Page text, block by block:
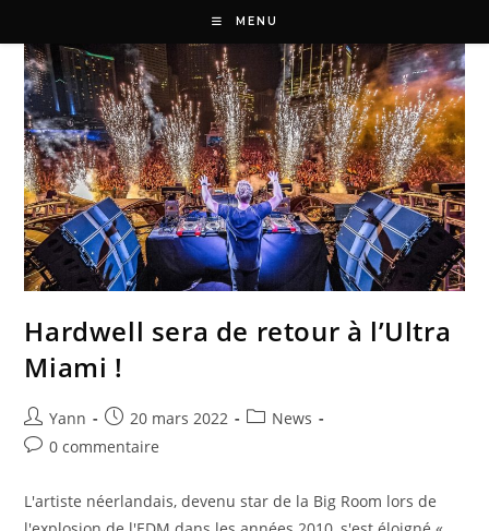
MENU
Hardwell sera de retour à l’Ultra
Miami !
Yann 20 mars 2022
News
0 commentaire
L'artiste néerlandais, devenu star de la Big Room lors de